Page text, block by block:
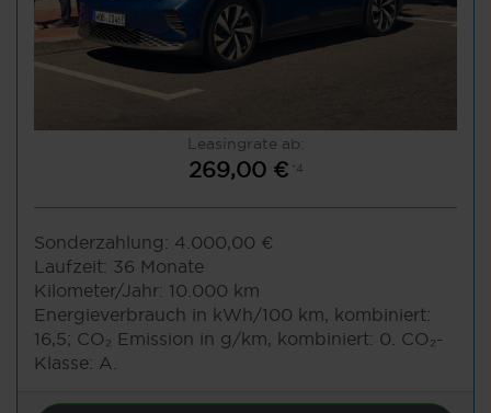
Leasingrate ab:
269,00 €*4
Sonderzahlung: 4.000,00 €
Laufzeit: 36 Monate
Kilometer/Jahr: 10.000 km
Energieverbrauch in kWh/100 km, kombiniert:
16,5; CO₂ Emission in g/km, kombiniert: 0. CO₂-
Klasse: A.